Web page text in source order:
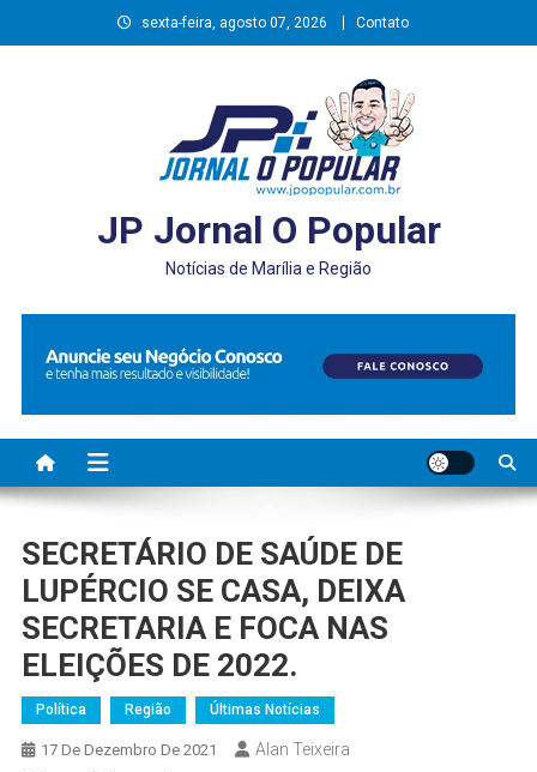
to
sexta-feira, agosto 07, 2026 Contato
JP Jornal O Popular
Notícias de Marília e Região
SECRETÁRIO DE SAÚDE DE
LUPÉRCIO SE CASA, DEIXA
SECRETARIA E FOCA NAS
ELEIÇÕES DE 2022.
Política Região Últimas Notícias
17 De Dezembro De 2021 Alan Teixeira